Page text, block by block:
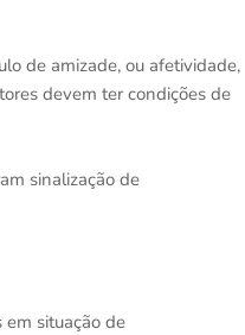
de amizade, ou afetividade,
devem ter condições de
sinalização de
situação de